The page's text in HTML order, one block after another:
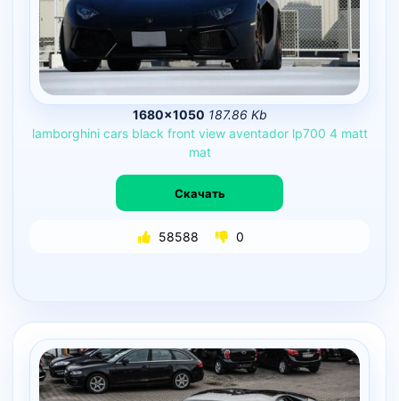
1680×1050 187.86 Kb
lamborghini cars black front view aventador lp700 4 matt
mat
Скачать
58588 0